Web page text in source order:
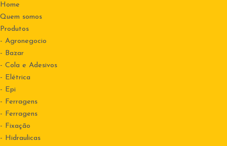
Home
Quem somos
Produtos
- Agronegocio
- Bazar
- Cola e Adesivos
- Elétrica
- Epi
- Ferragens
- Ferragens
- Fixação
- Hidraulicas